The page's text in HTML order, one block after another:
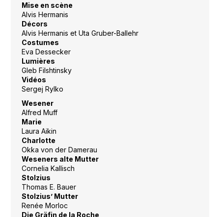
Mise en scène
Alvis Hermanis
Décors
Alvis Hermanis et Uta Gruber-Ballehr
Costumes
Eva Dessecker
Lumières
Gleb Filshtinsky
Vidéos
Sergej Rylko
Wesener
Alfred Muff
Marie
Laura Aikin
Charlotte
Okka von der Damerau
Weseners alte Mutter
Cornelia Kallisch
Stolzius
Thomas E. Bauer
Stolzius’ Mutter
Renée Morloc
Die Gräfin de la Roche